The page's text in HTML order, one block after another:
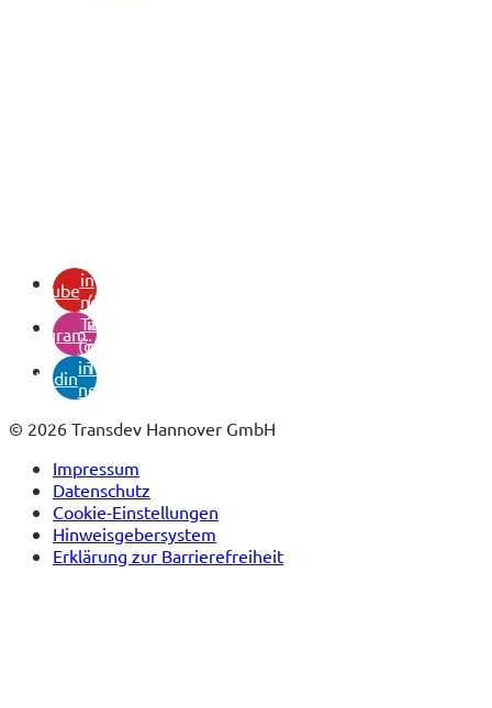
youtubein
neuem
Tab)
instagram
(öffnet
in
neuem
Tab)
linkedin
(öffnet
in
neuem
© 2026 Transdev Hannover GmbH
Impressum
Datenschutz
Cookie-Einstellungen
Hinweisgebersystem
Erklärung zur Barrierefreiheit